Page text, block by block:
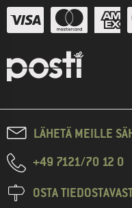
LÄHETÄ MEILLE
+49 7121/70 12 0
OSTA